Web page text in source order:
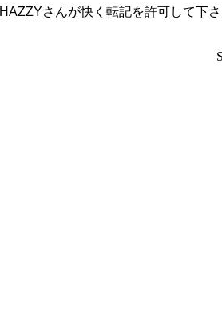
HAZZYさんが快く転記を許可して下